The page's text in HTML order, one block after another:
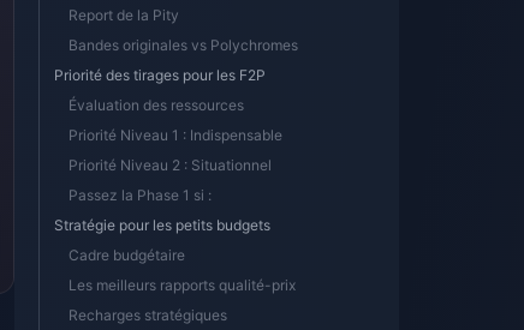
-14%
Monochromes
€ 4.52
Acheter
maintenant
-15%
Acheter
Report de la Pity
Bandes originales vs Polychromes
Priorité des tirages pour les F2P
Évaluation des ressources
Priorité Niveau 1 : Indispensable
Priorité Niveau 2 : Situationnel
Passez la Phase 1 si :
Stratégie pour les petits budgets
Cadre budgétaire
Les meilleurs rapports qualité-prix
Recharges stratégiques